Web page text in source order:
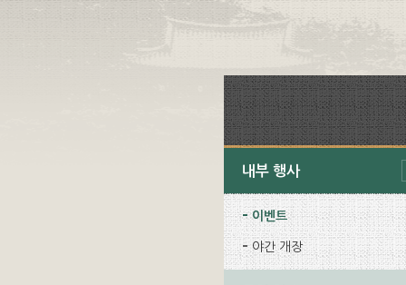
내부 행사
이벤트
야간 개장